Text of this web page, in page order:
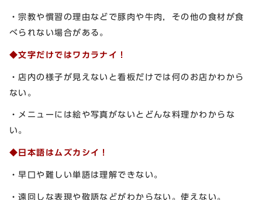
・宗教や慣習の理由などで豚肉や牛肉，その他の食材が食
べられない場合がある。
◆文字だけではワカラナイ！
・店内の様子が見えないと看板だけでは何のお店かわから
ない。
・メニューには絵や写真がないとどんな料理かわからな
い。
◆日本語はムズカシイ！
・早口や難しい単語は理解できない。
・遠回しな表現や敬語などがわからない。使えない。